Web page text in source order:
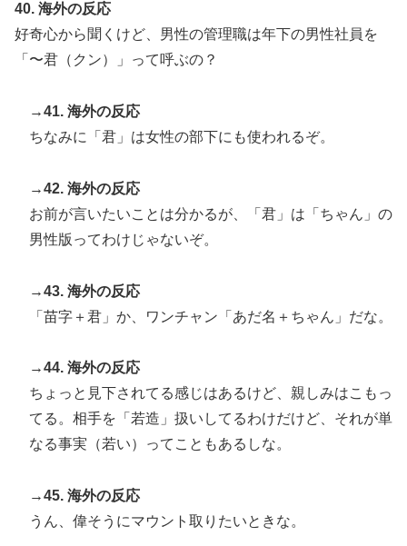
40. 海外の反応
好奇心から聞くけど、男性の管理職は年下の男性社員を
「〜君（クン）」って呼ぶの？
→41. 海外の反応
ちなみに「君」は女性の部下にも使われるぞ。
→42. 海外の反応
お前が言いたいことは分かるが、「君」は「ちゃん」の
男性版ってわけじゃないぞ。
→43. 海外の反応
「苗字＋君」か、ワンチャン「あだ名＋ちゃん」だな。
→44. 海外の反応
ちょっと見下されてる感じはあるけど、親しみはこもっ
てる。相手を「若造」扱いしてるわけだけど、それが単
なる事実（若い）ってこともあるしな。
→45. 海外の反応
うん、偉そうにマウント取りたいときな。